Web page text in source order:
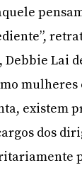
Lai
mulheres
existem
dos